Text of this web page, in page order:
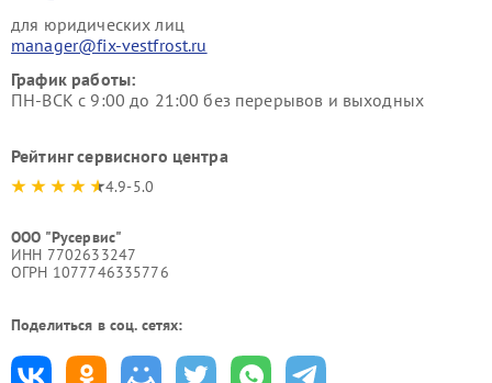
для юридических лиц
manager@fix-vestfrost.ru
График работы:
ПН-ВСК с 9:00 до 21:00 без перерывов и выходных
Рейтинг сервисного центра
4.9-5.0
ООО "Русервис"
ИНН 7702633247
ОГРН 1077746335776
Поделиться в соц. сетях: